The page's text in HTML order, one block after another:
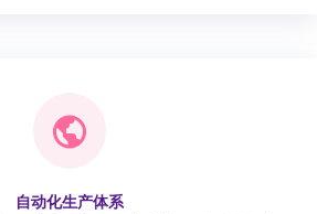
自动化生产体系